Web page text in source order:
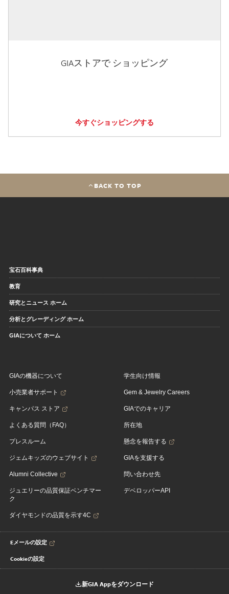
GIAストアで ショッピング
今すぐショッピングする
BACK TO TOP
宝石百科事典
教育
研究とニュース ホーム
分析とグレーディング ホーム
GIAについて ホーム
GIAの機器について
小売業者サポート
キャンパス ストア
よくある質問（FAQ）
プレスルーム
ジェムキッズのウェブサイト
Alumni Collective
ジュエリーの品質保証ベンチマー
ク
ダイヤモンドの品質を示す4C
学生向け情報
Gem & Jewelry Careers
GIAでのキャリア
所在地
懸念を報告する
GIAを支援する
問い合わせ先
デベロッパーAPI
Eメールの設定
Cookieの設定
新GIA Appをダウンロード